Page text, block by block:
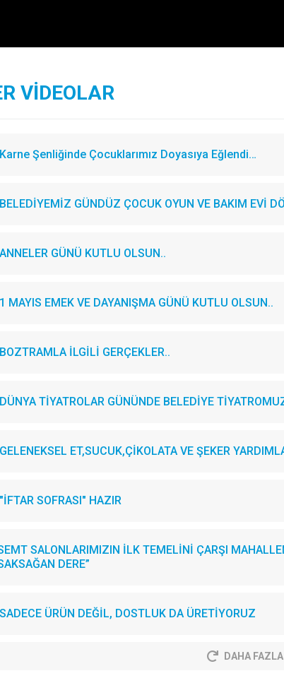
VİDEOLAR
Karne Şenliğinde Çocuklarımız Doyasıya Eğlendi…
BELEDİYEMİZ GÜNDÜZ ÇOCUK OYUN VE BAKIM EVİ
ANNELER GÜNÜ KUTLU OLSUN..
1 MAYIS EMEK VE DAYANIŞMA GÜNÜ KUTLU OLSUN..
BOZTRAMLA İLGİLİ GERÇEKLER..
DÜNYA TİYATROLAR GÜNÜNDE BELEDİYE
GELENEKSEL ET,SUCUK,ÇİKOLATA VE ŞEKER
"İFTAR SOFRASI" HAZIR
SALONLARIMIZIN İLK TEMELİNİ ÇARŞI
DERE”
SADECE ÜRÜN DEĞİL, DOSTLUK DA ÜRETİYORUZ
DAHA